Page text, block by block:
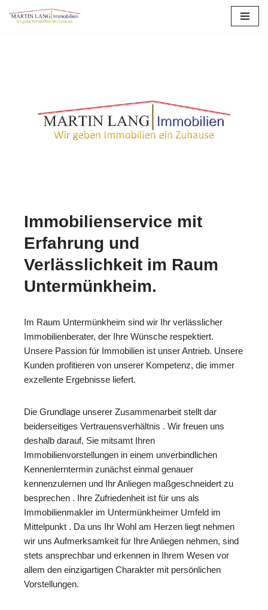
Immobilienservice mit
Erfahrung und
Verlässlichkeit im Raum
Untermünkheim.
Im Raum Untermünkheim sind wir Ihr verlässlicher
Immobilienberater, der Ihre Wünsche respektiert.
Unsere Passion für Immobilien ist unser Antrieb. Unsere
Kunden profitieren von unserer Kompetenz, die immer
exzellente Ergebnisse liefert.
Die Grundlage unserer Zusammenarbeit stellt dar
beiderseitiges Vertrauensverhältnis . Wir freuen uns
deshalb darauf, Sie mitsamt Ihren
Immobilienvorstellungen in einem unverbindlichen
Kennenlerntermin zunächst einmal genauer
kennenzulernen und Ihr Anliegen maßgeschneidert zu
besprechen . Ihre Zufriedenheit ist für uns als
Immobilienmakler im Untermünkheimer Umfeld im
Mittelpunkt . Da uns Ihr Wohl am Herzen liegt nehmen
wir uns Aufmerksamkeit für Ihre Anliegen nehmen, sind
stets ansprechbar und erkennen in Ihrem Wesen vor
allem den einzigartigen Charakter mit persönlichen
Vorstellungen.